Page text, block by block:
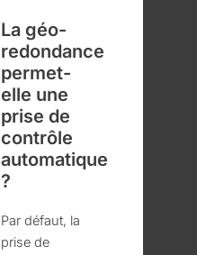
La géo-
redondance
permet-
elle une
prise de
contrôle
automatique
?
Par défaut, la
prise de